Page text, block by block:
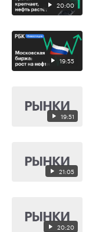
20:00
19:55
19:51
21:05
20:20